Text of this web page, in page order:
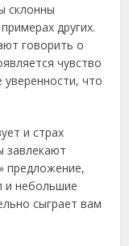
склонны
других.
говорить о
чувство
что
и страх
завлекают
предложение,
и небольшие
сыграет вам